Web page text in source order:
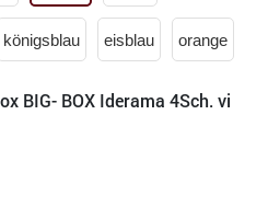
königsblau eisblau orange
BIG- BOX Iderama 4Sch. vi